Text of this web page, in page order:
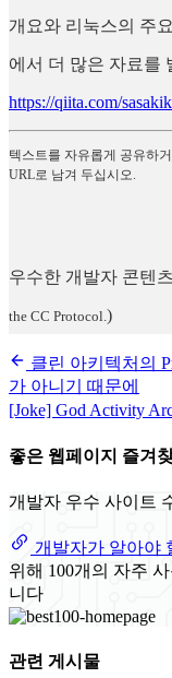
개요와 리눅스의 주
에서 더 많은 자료를
https://qiita.com/
텍스트를 자유롭게 공유하
URL로 남겨 두십시오.
우수한 개발자 콘텐
the CC Protocol. )
클린 아키텍처의
가 아니기 때문에
[Joke] God Activity
좋은 웹페이지 즐겨찾
개발자 우수 사이트
개발자가 알아야
위해 100개의 자주
니다
관련 게시물